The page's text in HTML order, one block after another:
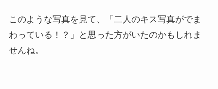
このような写真を見て、「二人のキス写真がでま
わっている！？」と思った方がいたのかもしれま
せんね。